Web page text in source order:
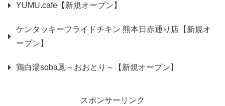
YUMU.cafe【新規オープン】
ケンタッキーフライドチキン 熊本日赤通り店【新規オ
ープン】
鶏白湯soba鳳～おおとり～【新規オープン】
スポンサーリンク